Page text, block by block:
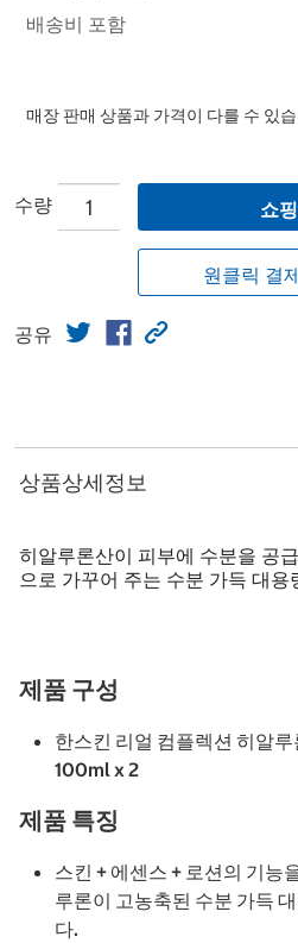
배송비 포함
매장 판매 상품과 가격이 다를 수 있
수량 쇼
원클릭 결
공유
상품상세정보
히알루론산이 피부에 수분을 공
으로 가꾸어 주는 수분 가득 대용
제품 구성
한스킨 리얼 컴플렉션 히알
100ml x 2
제품 특징
스킨 + 에센스 + 로션의 기능
루론이 고농축된 수분 가득
다.